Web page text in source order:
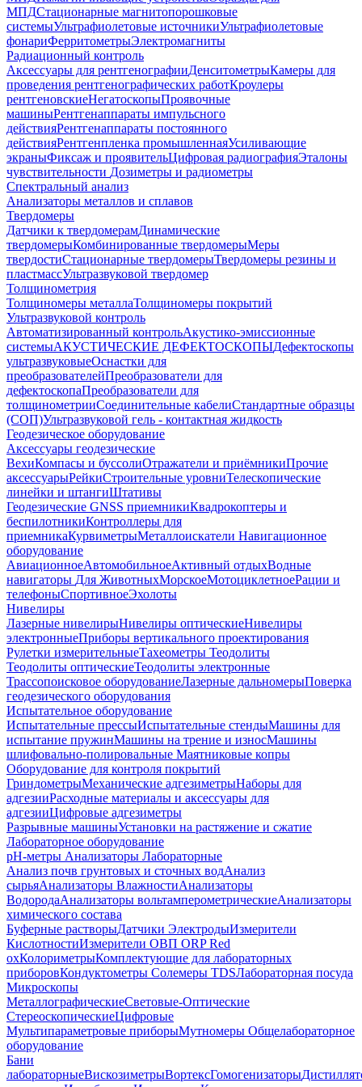
МПДСтационарные магнитопорошковые
системыУльтрафиолетовые источникиУльтрафиолетовые
фонариФерритометрыЭлектромагниты
Радиационный контроль
Аксессуары для рентгенографииДенситометрыКамеры для
проведения рентгенографических работКроулеры
рентгеновскиеНегатоскопыПроявочные
машиныРентгенаппараты импульсного
действияРентгенаппараты постоянного
действияРентгенпленка промышленнаяУсиливающие
экраныФиксаж и проявительЦифровая радиографияЭталоны
чувствительности Дозиметры и радиометры
Спектральный анализ
Анализаторы металлов и сплавов
Твердомеры
Датчики к твердомерамДинамические
твердомерыКомбинированные твердомерыМеры
твердостиСтационарные твердомерыТвердомеры резины и
пластмассУльтразвуковой твердомер
Толщинометрия
Толщиномеры металлаТолщиномеры покрытий
Ультразвуковой контроль
Автоматизированный контрольАкустико-эмиссионные
системыАКУСТИЧЕСКИЕ ДЕФЕКТОСКОПЫДефектоскопы
ультразвуковыеОснастки для
преобразователейПреобразователи для
дефектоскопаПреобразователи для
толщинометрииСоединительные кабелиСтандартные образцы
(СОП)Ультразвуковой гель - контактная жидкость
Геодезическое оборудование
Аксессуары геодезические
ВехиКомпасы и буссолиОтражатели и приёмникиПрочие
аксессуарыРейкиСтроительные уровниТелескопические
линейки и штангиШтативы
Геодезические GNSS приемникиКвадрокоптеры и
беспилотникиКонтроллеры для
приемникаКурвиметрыМеталлоискатели Навигационное
оборудование
АвиационноеАвтомобильноеАктивный отдыхВодные
навигаторы Для ЖивотныхМорскоеМотоциклетноеРации и
телефоныСпортивноеЭхолоты
Нивелиры
Лазерные нивелирыНивелиры оптическиеНивелиры
электронныеПриборы вертикального проектирования
Рулетки измерительныеТахеометры Теодолиты
Теодолиты оптическиеТеодолиты электронные
Трассопоисковое оборудованиеЛазерные дальномерыПоверка
геодезического оборудования
Испытательное оборудование
Испытательные прессыИспытательные стендыМашины для
испытание пружинМашины на трение и износМашины
шлифовально-полировальные Маятниковые копры
Оборудование для контроля покрытий
ГриндометрыМеханические адгезиметрыНаборы для
адгезииРасходные материалы и аксессуары для
адгезииЦифровые адгезиметры
Разрывные машиныУстановки на растяжение и сжатие
Лабораторное оборудование
pH-метры Анализаторы Лабораторные
Анализ почв грунтовых и сточных водАнализ
сырьяАнализаторы ВлажностиАнализаторы
ВодородаАнализаторы вольтамперометрическиеАнализаторы
химического состава
Буферные растворыДатчики ЭлектродыИзмерители
КислотностиИзмерители ОВП ORP Red
oxКолориметрыКомплектующие для лабораторных
приборовКондуктометры Солемеры TDSЛабораторная посуда
Микроскопы
МеталлографическиеСветовые-Оптические
СтереоскопическиеЦифровые
Мультипараметровые приборыМутномеры Общелабораторное
оборудование
Бани
лабораторныеВискозиметрыВортексГомогенизаторы